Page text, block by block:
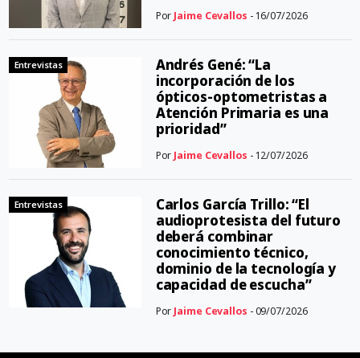
Por Jaime Cevallos - 16/07/2026
Entrevistas
Andrés Gené: “La
incorporación de los
ópticos-optometristas a
Atención Primaria es una
prioridad”
Por Jaime Cevallos - 12/07/2026
Entrevistas
Carlos García Trillo: “El
audioprotesista del futuro
deberá combinar
conocimiento técnico,
dominio de la tecnología y
capacidad de escucha”
Por Jaime Cevallos - 09/07/2026